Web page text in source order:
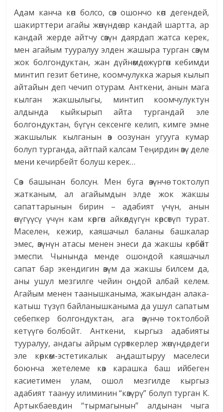
Адам канча көп болсо, сөз ошончо көп дегендей,
шакирттери агайы жөнүндө ар кандай шартта, ар
кандай жерде айтчу сөзүн даярдап жатса керек,
мен агайым тууралуу элден жашыра турган сөзүм
жок болгондуктан, жан дүйнөмдө жүргөн кебимди
минтип гезит бетине, коомчулукка жарыя кылып
айтайын деп чечип отурам. Анткени, анын мага
кылган жакшылыгы, минтип коомчулуктун
алдында кыйкырып айта тургандай эле
болгондуктан, бүгүн сексенге келип, кимге эмне
жакшылык кылганын өз оозунан угууга кумар
болуп турганда, айтпай калсам Теңирдин өзү деле
мени кечирбейт болуш керек…
Сөз башынан болсун. Мен буга өзүнчө токтолуп
жатканым, ал агайымдын элде жок жакшы
сапаттарынын бирин – адабият үчүн, анын
өнүгүүсү үчүн кам көргөн айкөлдүгүн көрсөтүп турат.
Маселен, кежир, каяшачыл баланы башкалар
эмес, өзүнүн атасы менен энеси да жакшы көрбөйт
эмеспи. Чынында менде ошондой каяшачыл
сапат бар экендигин өзүм да жакшы билсем да,
аны ушул мезгилге чейин оңдой албай келем.
Агайым менен таанышканыма, жакындан алака-
катыш түзүп байланышканыма да ушул сапатым
себепкер болгондуктан, ага өзүнчө токтолбой
кетүүгө болбойт. Анткени, кыргыз адабияты
тууралуу, андагы айрым сүрөткерлер жөнүндө, деги
эле көркөм-эстетикалык аңдаштыруу маселеси
боюнча жетелеме көз карашка баш ийбеген
касиетимен улам, ошол мезгилде кыргыз
адабият таануу илиминин “көзүрү” болуп турган К.
Артыкбаевдин “тырмагынын” алдынан чыга